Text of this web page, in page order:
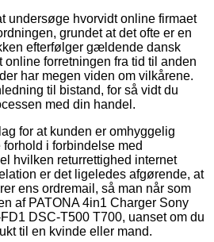
undersøge hvorvidt online firmaet
grundet at det ofte er en
efterfølger gældende dansk
online forretningen fra tid til anden
har megen viden om vilkårene.
til bistand, for så vidt du
med din handel.
for at kunden er omhyggelig
i forbindelse med
hvilken returrettighed internet
er det ligeledes afgørende, at
ens ordremail, så man når som
af PATONA 4in1 Charger Sony
DSC-T500 T700, uanset om du
til en kvinde eller mand.